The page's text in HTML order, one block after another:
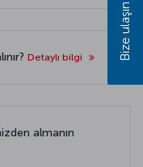
Detaylı bilgi
almanın
Bize ulaşın